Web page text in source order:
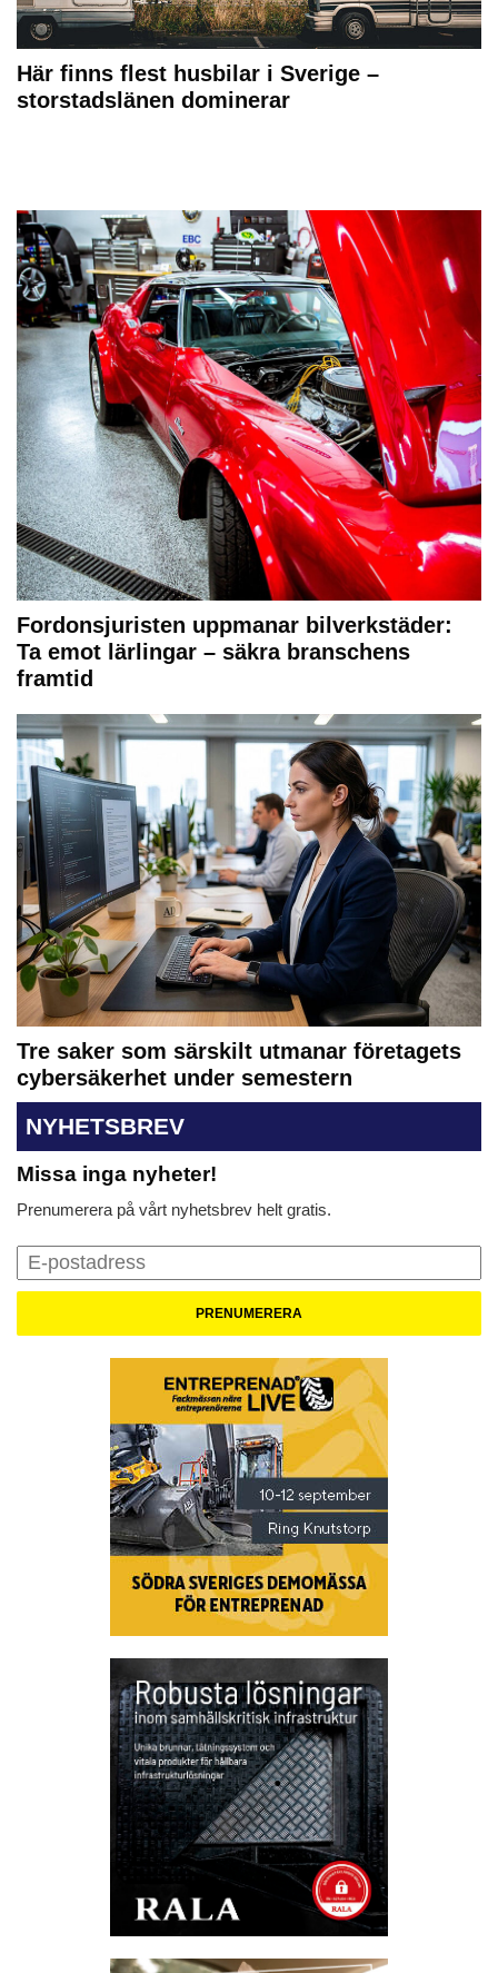
Här finns flest husbilar i Sverige –
storstadslänen dominerar
Fordonsjuristen uppmanar bilverkstäder:
Ta emot lärlingar – säkra branschens
framtid
Tre saker som särskilt utmanar företagets
cybersäkerhet under semestern
NYHETSBREV
Missa inga nyheter!
Prenumerera på vårt nyhetsbrev helt gratis.